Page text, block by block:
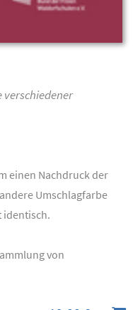
verschiedener
einen Nachdruck der
Umschlagfarbe
identisch.
von